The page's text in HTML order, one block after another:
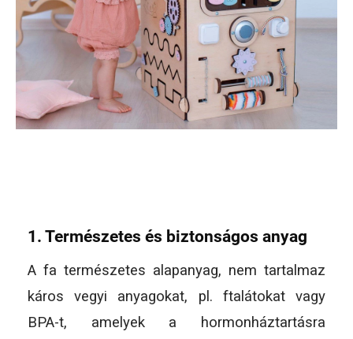
1. Természetes és biztonságos anyag
A fa természetes alapanyag, nem tartalmaz
káros vegyi anyagokat, pl. ftalátokat vagy
BPA-t, amelyek a hormonháztartásra